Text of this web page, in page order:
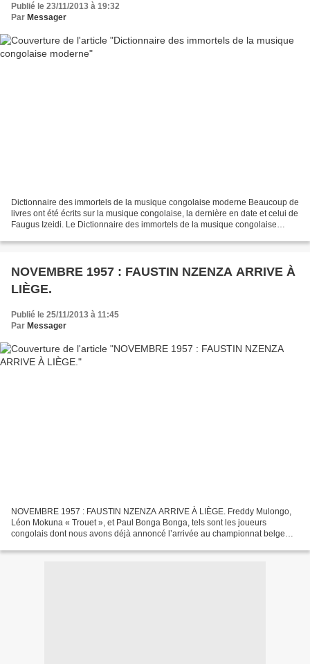
Publié le 23/11/2013 à 19:32
Par Messager
Dictionnaire des immortels de la musique congolaise moderne Beaucoup de
livres ont été écrits sur la musique congolaise, la dernière en date et celui de
Faugus Izeidi. Le Dictionnaire des immortels de la musique congolaise
NOVEMBRE 1957 : FAUSTIN NZENZA ARRIVE À
LIÈGE.
Publié le 25/11/2013 à 11:45
Par Messager
NOVEMBRE 1957 : FAUSTIN NZENZA ARRIVE À LIÈGE. Freddy Mulongo,
Léon Mokuna « Trouet », et Paul Bonga Bonga, tels sont les joueurs
congolais dont nous avons déjà annoncé l’arrivée au championnat belge